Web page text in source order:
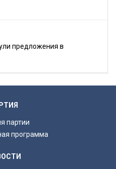
предложения в
партии
программа